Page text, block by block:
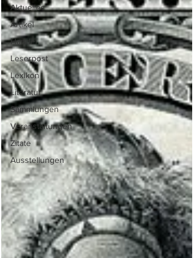
Aktuelles
Artikel
Handel
Leserpost
Lexikon
Literatur
Sammlungen
Veranstaltungen
Zitate
Ausstellungen